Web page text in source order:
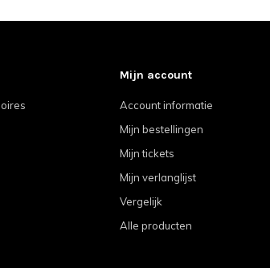
Mijn account
Account informatie
Mijn bestellingen
Mijn tickets
Mijn verlanglijst
Vergelijk
Alle producten